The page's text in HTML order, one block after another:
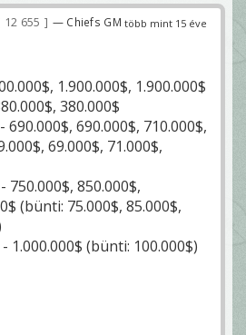
több mint 15 éve
12 655 — Chiefs GM
1.900.000$, 1.900.000$
380.000$
690.000$, 690.000$, 710.000$,
69.000$, 71.000$,
750.000$, 850.000$,
(bünti: 75.000$, 85.000$,
1.000.000$ (bünti: 100.000$)